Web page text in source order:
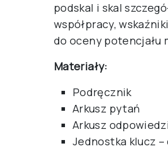
podskal i skal
współpracy,
do oceny potencjału
Materiały:
Podręcznik
Arkusz pytań
Arkusz
Jednostka klucz